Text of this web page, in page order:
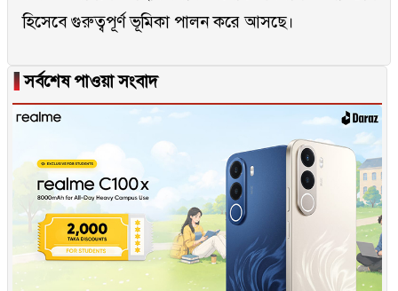
হিসেবে গুরুত্বপূর্ণ ভূমিকা পালন করে আসছে।
▐সর্বশেষ পাওয়া সংবাদ